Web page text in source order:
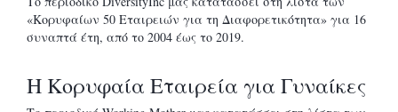
«Κορυφαίων 50 Εταιρειών για τη Διαφορετικότητα» για 16
συναπτά έτη, από το 2004 έως το 2019.
Η Κορυφαία Εταιρεία για Γυναίκες